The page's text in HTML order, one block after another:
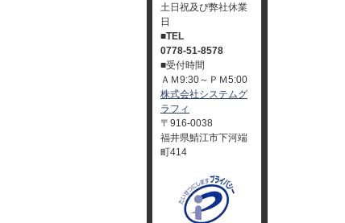
土日祝及び弊社休業
日
■TEL
0778-51-8578
■受付時間
ＡＭ9:30～ＰＭ5:00
株式会社システムグ
ラフィ
〒916-0038
福井県鯖江市下河端
町414